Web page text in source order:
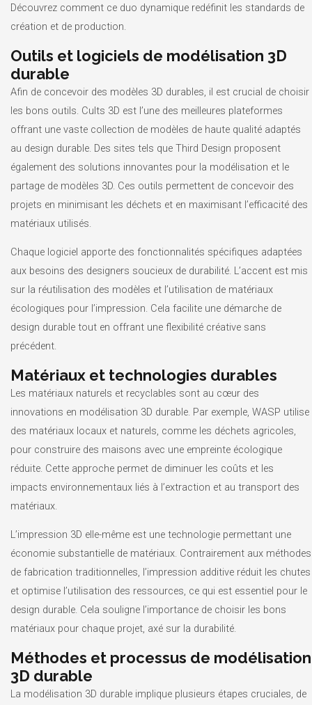
Découvrez comment ce duo dynamique redéfinit les standards de
création et de production.
Outils et logiciels de modélisation 3D
durable
Afin de concevoir des modèles 3D durables, il est crucial de choisir
les bons outils. Cults 3D est l’une des meilleures plateformes
offrant une vaste collection de modèles de haute qualité adaptés
au design durable. Des sites tels que Third Design proposent
également des solutions innovantes pour la modélisation et le
partage de modèles 3D. Ces outils permettent de concevoir des
projets en minimisant les déchets et en maximisant l’efficacité des
matériaux utilisés.
Chaque logiciel apporte des fonctionnalités spécifiques adaptées
aux besoins des designers soucieux de durabilité. L’accent est mis
sur la réutilisation des modèles et l’utilisation de matériaux
écologiques pour l’impression. Cela facilite une démarche de
design durable tout en offrant une flexibilité créative sans
précédent.
Matériaux et technologies durables
Les matériaux naturels et recyclables sont au cœur des
innovations en modélisation 3D durable. Par exemple, WASP utilise
des matériaux locaux et naturels, comme les déchets agricoles,
pour construire des maisons avec une empreinte écologique
réduite. Cette approche permet de diminuer les coûts et les
impacts environnementaux liés à l’extraction et au transport des
matériaux.
L’impression 3D elle-même est une technologie permettant une
économie substantielle de matériaux. Contrairement aux méthodes
de fabrication traditionnelles, l’impression additive réduit les chutes
et optimise l’utilisation des ressources, ce qui est essentiel pour le
design durable. Cela souligne l’importance de choisir les bons
matériaux pour chaque projet, axé sur la durabilité.
Méthodes et processus de modélisation
3D durable
La modélisation 3D durable implique plusieurs étapes cruciales, de